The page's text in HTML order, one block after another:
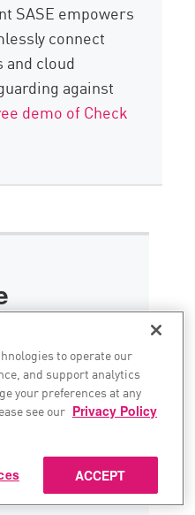
SASE empowers
connect
cloud
against
demo of Check
Access
correlati
to operate our
and support analytics
your preferences at any
see our Privacy Policy
ACCEPT